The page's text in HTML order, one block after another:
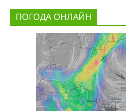
ПОГОДА ОНЛАЙН